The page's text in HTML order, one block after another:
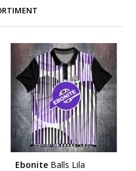
Ebonite Balls Lila